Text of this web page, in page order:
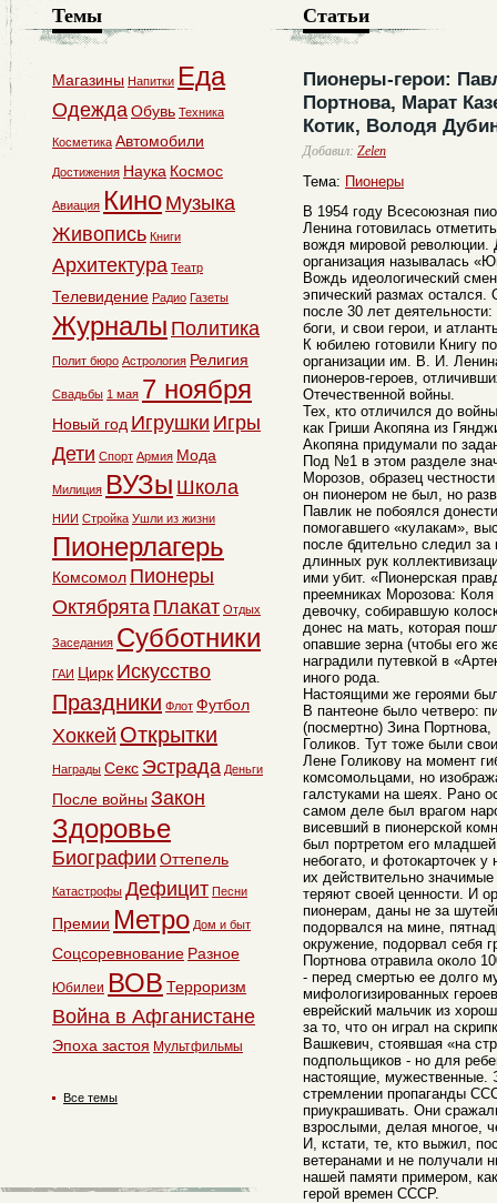
Статьи
Пионеры-герои:
Портнова, Марат
Котик, Володя
Добавил: Zelen
Тема: Пионеры
В 1954 году Всесоюзная
Ленина готовилась
вождя мировой революции.
организация называлась
Вождь идеологический
эпический размах остался.
после 30 лет
боги, и свои герои, и
К юбилею готовили Книгу
организации им. В. И.
пионеров-героев,
Отечественной войны.
Тех, кто отличился до
как Гриши Акопяна из
Акопяна придумали по
Под №1 в этом разделе
Морозов, образец
он пионером не был, но
Павлик не побоялся
помогавшего «кулакам»,
после бдительно следил
длинных рук
ими убит. «Пионерская
преемниках Морозова:
девочку, собиравшую
донес на мать, которая
опавшие зерна (чтобы его
наградили путевкой в
иного рода.
Настоящими же героями
В пантеоне было четверо:
(посмертно) Зина
Голиков. Тут тоже были
Лене Голикову на момент
комсомольцами, но
галстуками на шеях. Рано
самом деле был врагом
висевший в пионерской
был портретом его
небогато, и фотокарточек
их действительно
теряют своей ценности. И
пионерам, даны не за
подорвался на мине,
окружение, подорвал себя
Портнова отравила около
- перед смертью ее долго
мифологизированных
еврейский мальчик из
за то, что он играл на
Вашкевич, стоявшая «на
подпольщиков - но для
настоящие, мужественные.
стремлении пропаганды
приукрашивать. Они
взрослыми, делая многое,
И, кстати, те, кто выжил,
ветеранами и не получали
нашей памяти примером,
герой времен СССР.
Темы
Магазины Напитки Еда
ОдеждаОбувь Техника
Косметика Автомобили
Достижения Наука Космос
Авиация Кино Музыка
Живопись Книги
Архитектура Театр
Телевидение Радио Газеты
Журналы Политика
Полит бюро Астрология Религия
Свадьбы 1 мая 7 ноября
Новый год Игрушки Игры
Дети Спорт Армия Мода
Милиция ВУЗы Школа
НИИ Стройка Ушли из жизни
Пионерлагерь
Комсомол Пионеры
Октябрята Плакат Отдых
Заседания Субботники
ГАИ Цирк Искусство
Праздники Флот Футбол
Хоккей Открытки
Награды Секс Эстрада Деньги
После войны Закон
Здоровье
Биографии Оттепель
Катастрофы Дефицит Песни
Премии Метро Дом и быт
Соцсоревнование Разное
Юбилеи ВОВ Терроризм
Война в Афганистане
Эпоха застоя Мультфильмы
Все темы